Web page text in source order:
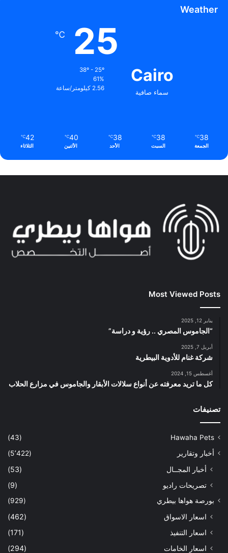
Weather
Cairo
سماء صافية
25
℃
38º - 25º
61%
2.56 كيلومتر/ساعة
38
℃
الجمعة
38
℃
السبت
38
℃
الأحد
40
℃
الأثنين
42
℃
الثلاثاء
Most Viewed Posts
يناير 12, 2025
“الجاموس المصري .. رؤية و دراسة”
أبريل 7, 2025
شركة غنام للأدوية البيطرية
أغسطس 15, 2024
كل ما تريد معرفته عن أنواع سلالات الأبقار والجاموس في مزارع الحلاب
تصنيفات
Hawaha Pets
(43)
أخبار وتقارير
(5٬422)
أخبار المجــال
(53)
تصريحات راديو
(9)
بورصة هواها بيطري (929)
اسعار الاسواق
(462)
اسعار التنفيذ
(171)
اسعار الخامات
(294)